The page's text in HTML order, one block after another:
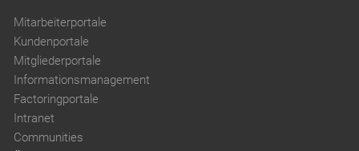
Mitarbeiterportale
Kundenportale
Mitgliederportale
Informationsmanagement
Factoringportale
Intranet
Communities